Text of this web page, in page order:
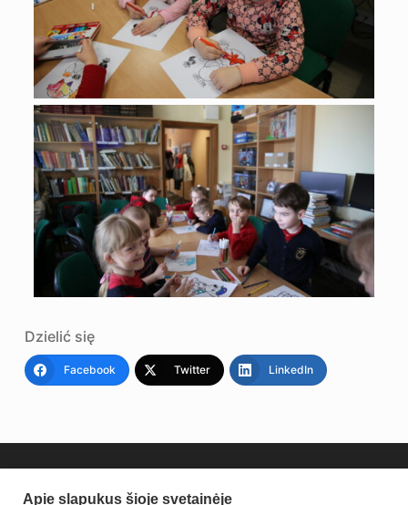
Dzielić się
Facebook Twitter LinkedIn
Apie slapukus šioje svetainėje